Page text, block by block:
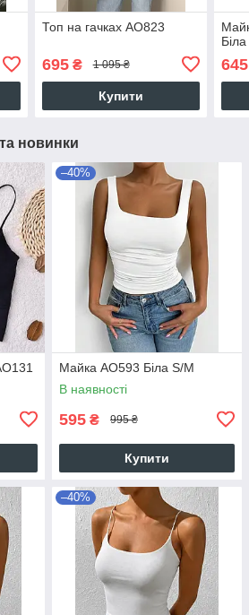
Топ на гачках AO823
695₴ 1 095 ₴
Купити
645
новинки
–40%
Майка AO593 Біла S/M
В наявності
595 ₴ 995 ₴
Купити
–40%